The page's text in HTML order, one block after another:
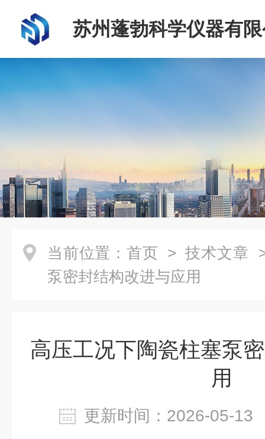
苏州蓬勃科学仪器有
当前位置： 首页 > 技术文章
泵密封结构改进与应用
高压工况下陶瓷柱塞泵
用
更新时间：2026-05-